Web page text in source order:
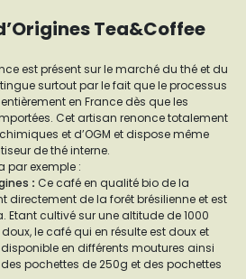
Tea&Coffee
est présent sur le marché du thé et du
surtout par le fait que le processus
en France dès que les
Cet artisan renonce totalement
et d’OGM et dispose même
de thé interne.
par exemple :
: Ce café en qualité bio de la
directement de la forêt brésilienne et est
Etant cultivé sur une altitude de 1000
le café qui en résulte est doux et
en différents moutures ainsi
pochettes de 250g et des pochettes